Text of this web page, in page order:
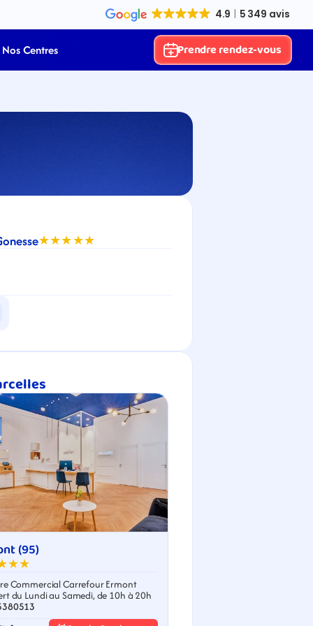
Nos Centres Prendre rendez-vous
★★★★★
(95)
Commercial Carrefour Ermont
du Lundi au Samedi, de 10h à 20h